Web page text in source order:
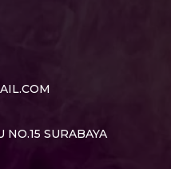
SURABAYA